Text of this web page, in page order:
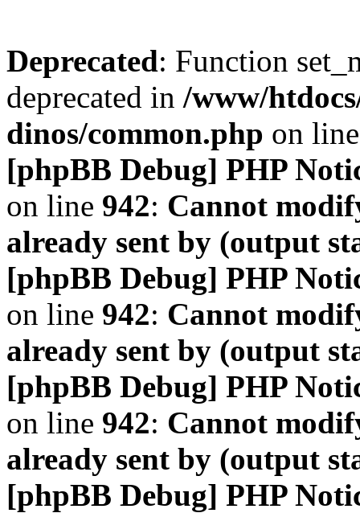
Deprecated: Function
deprecated in /www/
dinos/common.php on
[phpBB Debug] PHP
on line 942: Cannot
already sent by (output
[phpBB Debug] PHP
on line 942: Cannot
already sent by (output
[phpBB Debug] PHP
on line 942: Cannot
already sent by (output
[phpBB Debug] PHP